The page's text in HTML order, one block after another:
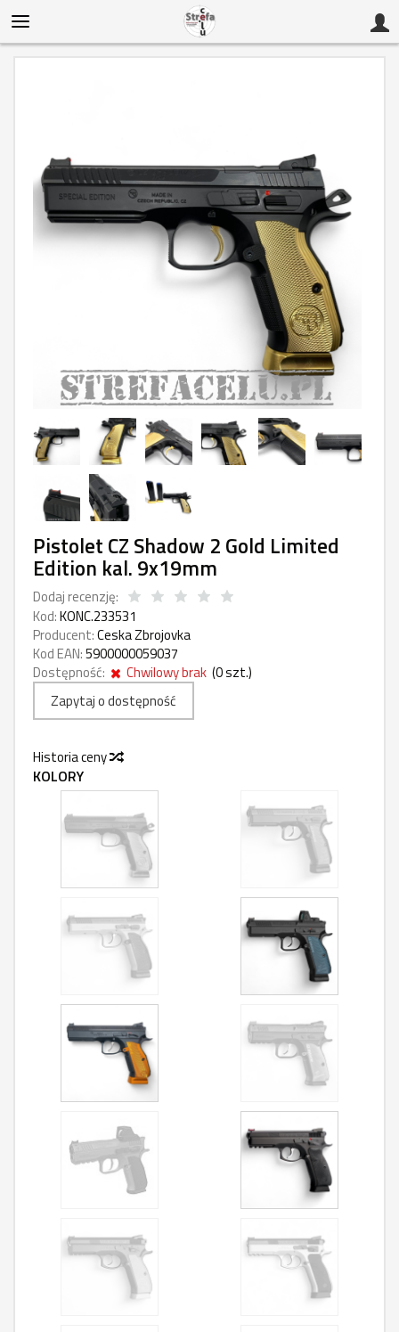
Pistolet CZ Shadow 2 Gold Limited
Edition kal. 9x19mm
Dodaj recenzję:
Kod:KONC.233531
Producent:Ceska Zbrojovka
Kod EAN:5900000059037
Dostępność:
Chwilowy brak (0szt.)
Zapytaj o dostępność
Historia ceny
KOLORY